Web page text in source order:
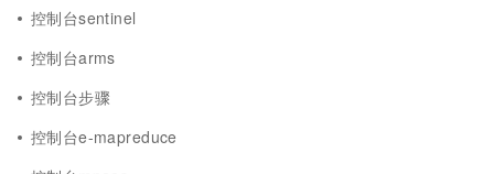
控制台sentinel
控制台arms
控制台步骤
控制台e-mapreduce